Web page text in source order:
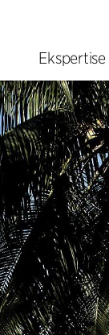
Ekspertise